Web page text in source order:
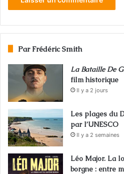
Par Frédéric Smith
La Bataille De
film historique
Il y a 2 jours
Les plages du
par l’UNESCO
Il y a 2 semaines
Léo Major. La
borgne : entre